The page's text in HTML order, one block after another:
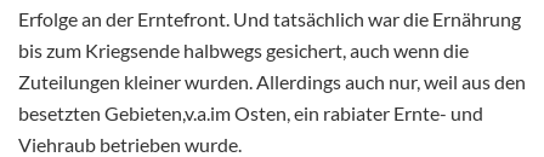
Erfolge an der Erntefront. Und tatsächlich war die Ernährung
bis zum Kriegsende halbwegs gesichert, auch wenn die
Zuteilungen kleiner wurden. Allerdings auch nur, weil aus den
besetzten Gebieten,v.a.im Osten, ein rabiater Ernte- und
Viehraub betrieben wurde.